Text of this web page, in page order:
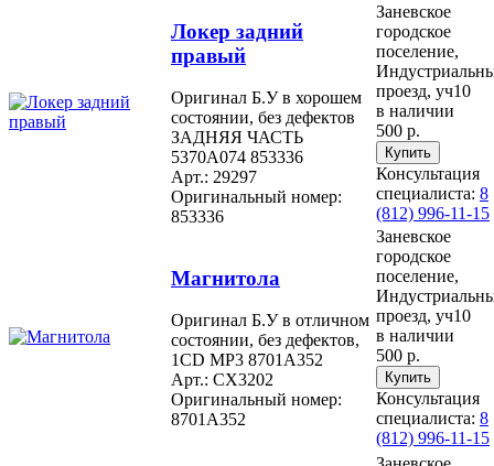
Локер задний
правый
Оригинал Б.У в хорошем
состоянии, без дефектов
ЗАДНЯЯ ЧАСТЬ
5370A074 853336
Арт.: 29297
Оригинальный номер:
853336
Заневское
городское
поселение,
проезд, уч10
в наличии
500 р.
Консультация
специалиста: 8
(812) 996-11-15
Магнитола
Оригинал Б.У в отличном
состоянии, без дефектов,
1CD MP3 8701A352
Арт.: CX3202
Оригинальный номер:
8701A352
Заневское
городское
поселение,
проезд, уч10
в наличии
500 р.
Консультация
специалиста: 8
(812) 996-11-15